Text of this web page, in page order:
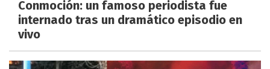
Conmoción: un famoso periodista fue
internado tras un dramático episodio en
vivo